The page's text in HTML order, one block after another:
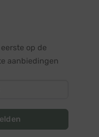
op de
aanbiedingen